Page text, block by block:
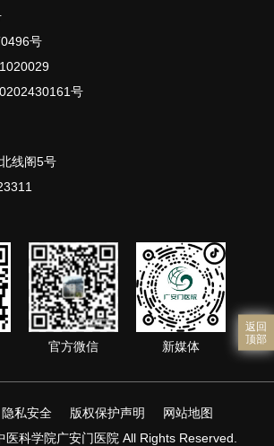
返回
顶部
号
号
线阁5号
官方微信 新媒体
隐私安全 版权保护声明
网站地图
医科学院广安门医院 All Rights Reserved.